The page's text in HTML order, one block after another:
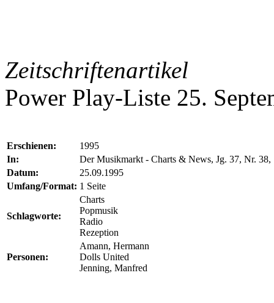
Zeitschriftenartikel
Power Play-Liste 25.
Erschienen:
1995
In:
Der Musikmarkt - Charts & News, Jg. 37, Nr. 38,
Datum:
25.09.1995
Umfang/Format: 1 Seite
Schlagworte:
Charts
Popmusik
Radio
Rezeption
Personen:
Amann, Hermann
Dolls United
Jenning, Manfred